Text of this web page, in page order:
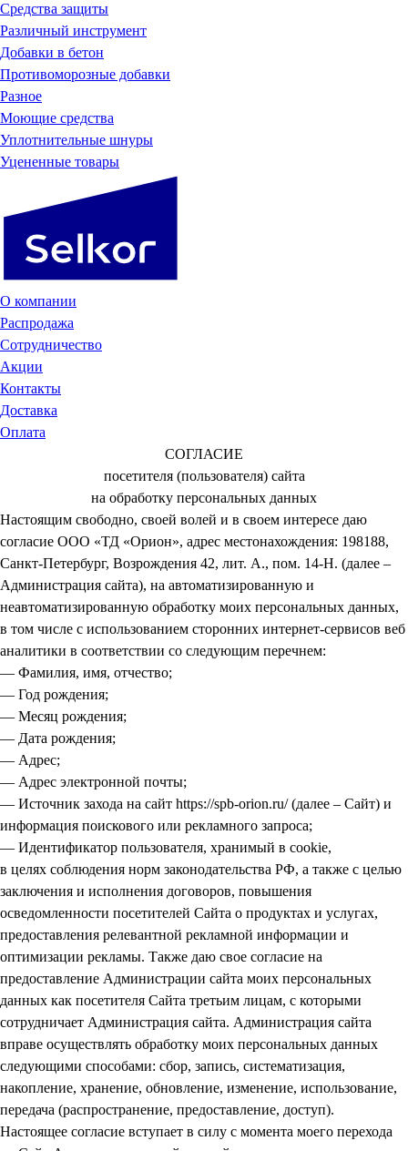
Средства защиты
Различный инструмент
Добавки в бетон
Противоморозные добавки
Разное
Моющие средства
Уплотнительные шнуры
Уцененные товары
О компании
Распродажа
Сотрудничество
Акции
Контакты
Доставка
Оплата
СОГЛАСИЕ
посетителя (пользователя) сайта
на обработку персональных данных
Настоящим свободно, своей волей и в своем интересе даю
согласие ООО «ТД «Орион», адрес местонахождения: 198188,
Санкт-Петербург, Возрождения 42, лит. А., пом. 14-Н. (далее –
Администрация сайта), на автоматизированную и
неавтоматизированную обработку моих персональных данных,
в том числе с использованием сторонних интернет-сервисов веб
аналитики в соответствии со следующим перечнем:
— Фамилия, имя, отчество;
— Год рождения;
— Месяц рождения;
— Дата рождения;
— Адрес;
— Адрес электронной почты;
— Источник захода на сайт https://spb-orion.ru/ (далее – Сайт) и
информация поискового или рекламного запроса;
— Идентификатор пользователя, хранимый в cookie,
в целях соблюдения норм законодательства РФ, а также с целью
заключения и исполнения договоров, повышения
осведомленности посетителей Сайта о продуктах и услугах,
предоставления релевантной рекламной информации и
оптимизации рекламы. Также даю свое согласие на
предоставление Администрации сайта моих персональных
данных как посетителя Сайта третьим лицам, с которыми
сотрудничает Администрация сайта. Администрация сайта
вправе осуществлять обработку моих персональных данных
следующими способами: сбор, запись, систематизация,
накопление, хранение, обновление, изменение, использование,
передача (распространение, предоставление, доступ).
Настоящее согласие вступает в силу с момента моего перехода